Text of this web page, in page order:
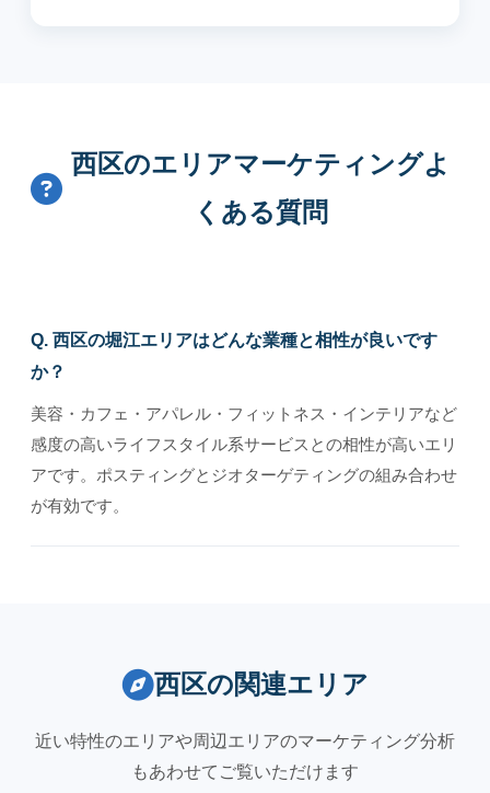
西区のエリアマーケティングよ
くある質問
Q. 西区の堀江エリアはどんな業種と相性が良いです
か？
美容・カフェ・アパレル・フィットネス・インテリアなど
感度の高いライフスタイル系サービスとの相性が高いエリ
アです。ポスティングとジオターゲティングの組み合わせ
が有効です。
西区の関連エリア
近い特性のエリアや周辺エリアのマーケティング分析
もあわせてご覧いただけます